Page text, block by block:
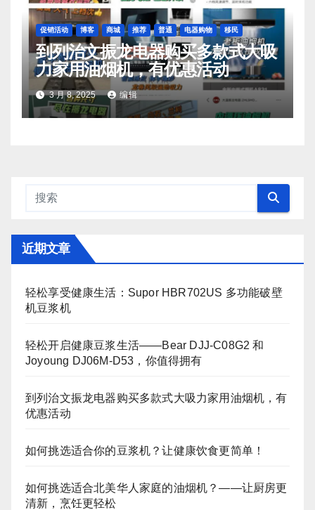
促销活动 博客 商城 推荐 普通 电器购物 移民
到列治文振龙电器购买多款式大吸
力家用油烟机，有优惠活动
3 月 8, 2025 编辑
近期文章
轻松享受健康生活：Supor HBR702US 多功能破壁
机豆浆机
轻松开启健康豆浆生活——Bear DJJ‑C08G2 和
Joyoung DJ06M‑D53，你值得拥有
到列治文振龙电器购买多款式大吸力家用油烟机，有
优惠活动
如何挑选适合你的豆浆机？让健康饮食更简单！
如何挑选适合北美华人家庭的油烟机？——让厨房更
清新，烹饪更轻松